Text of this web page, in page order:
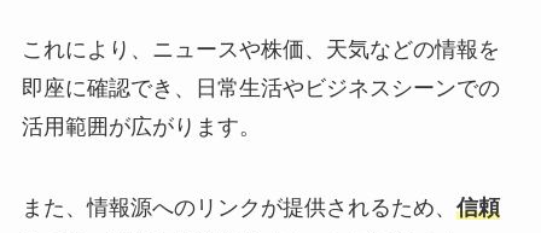
これにより、ニュースや株価、天気などの情報を
即座に確認でき、日常生活やビジネスシーンでの
活用範囲が広がります。
また、情報源へのリンクが提供されるため、 信頼